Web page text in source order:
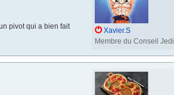
pivot qui a bien fait
Xavier.S
Membre du Conseil Jedi